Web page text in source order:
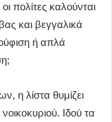
πολίτες καλούνται
και βεγγαλικά
ή απλά
η λίστα θυμίζει
Ιδού τα